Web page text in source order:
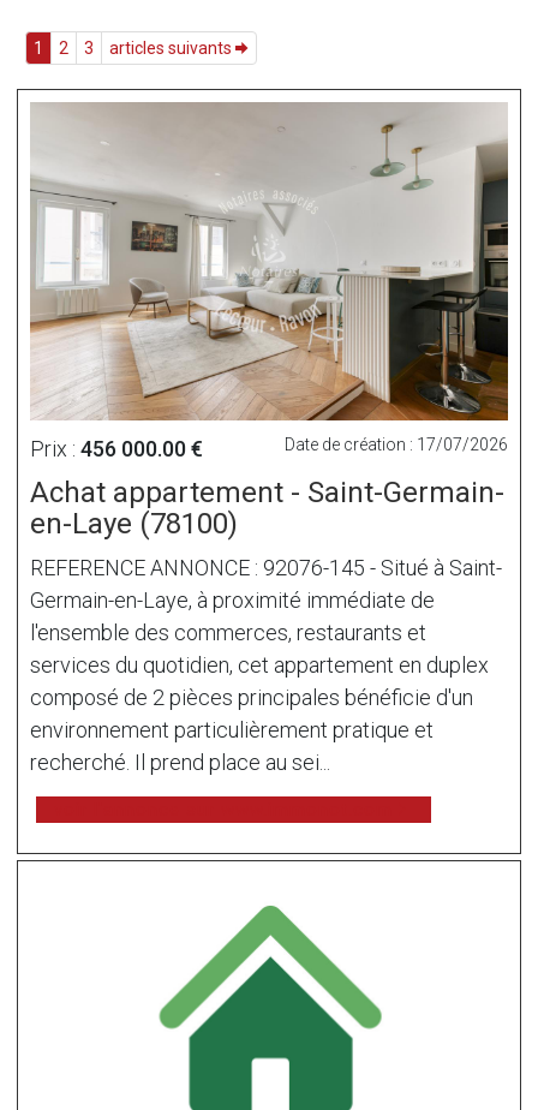
1 2 3 articles suivants
Prix : 456 000.00 € Date de création : 17/07/2026
Achat appartement - Saint-Germain-
en-Laye (78100)
REFERENCE ANNONCE : 92076-145 - Situé à Saint-
Germain-en-Laye, à proximité immédiate de
l'ensemble des commerces, restaurants et
services du quotidien, cet appartement en duplex
composé de 2 pièces principales bénéficie d'un
environnement particulièrement pratique et
recherché. Il prend place au sei...